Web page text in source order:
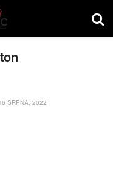
SRPNA, 2022